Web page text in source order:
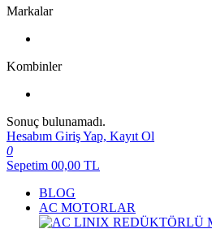
Markalar
Kombinler
Sonuç bulunamadı.
Hesabım Giriş Yap, Kayıt Ol
0
Sepetim 00,00 TL
BLOG
AC MOTORLAR